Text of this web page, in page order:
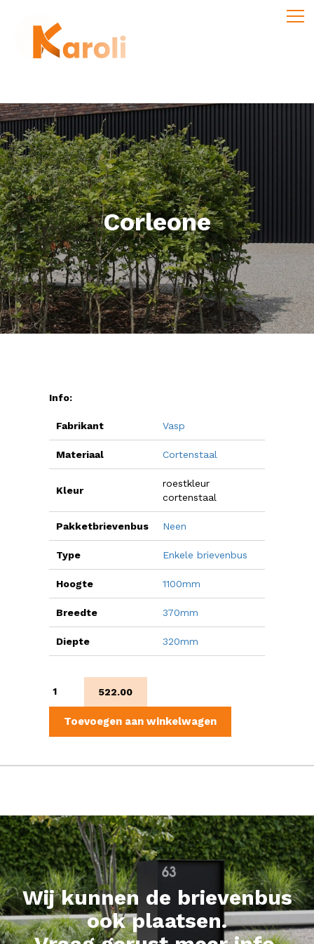
Corleone
Info:
Fabrikant Vasp
Materiaal Cortenstaal
Kleur
roestkleur
cortenstaal
Pakketbrievenbus Neen
Type Enkele brievenbus
Hoogte 1100mm
Breedte 370mm
Diepte 320mm
aantal
522.00
Toevoegen aan winkelwagen
Wij kunnen de brievenbus
ook plaatsen.